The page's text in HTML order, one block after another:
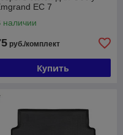
ЕС 7
наличии
руб./комплект
Купить